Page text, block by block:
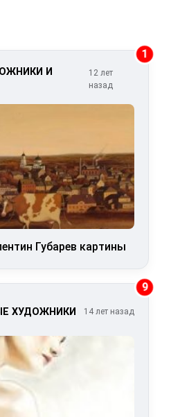
1
И
12 лет
назад
Губарев картины
9
ХУДОЖНИКИ 14 лет назад